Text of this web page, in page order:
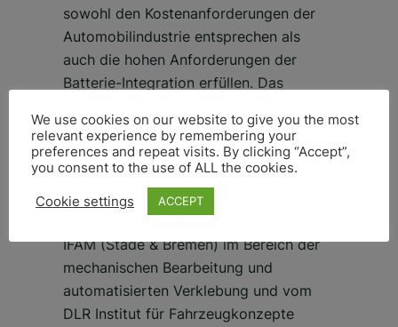
sowohl den Kostenanforderungen der
Automobilindustrie entsprechen als
auch die hohen Anforderungen der
Batterie-Integration erfüllen. Das
Niedersächsischen Luftfahrtförderung
vom Niedersächsischen Ministerium für
Wirtschaft, Arbeit und Verkehr durch die
NBank anteilig gefördert. Unterstützt
IFAM (Stade & Bremen) im Bereich der
mechanischen Bearbeitung und
automatisierten Verklebung und vom
DLR Institut für Fahrzeugkonzepte
We use cookies on our website to give you the most
relevant experience by remembering your
preferences and repeat visits. By clicking “Accept”,
you consent to the use of ALL the cookies.
Cookie settings ACCEPT